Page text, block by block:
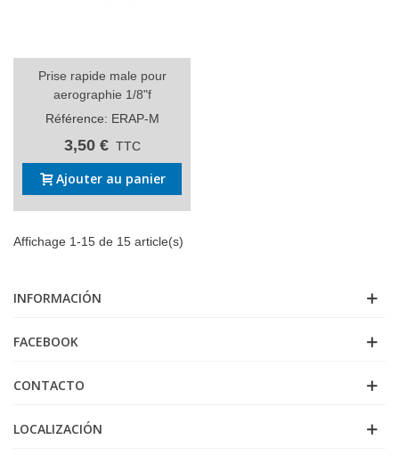
Prise rapide male pour
aerographie 1/8"f
Référence: ERAP-M
3,50 € TTC
Ajouter au panier
Affichage 1-15 de 15 article(s)
INFORMACIÓN
FACEBOOK
CONTACTO
LOCALIZACIÓN